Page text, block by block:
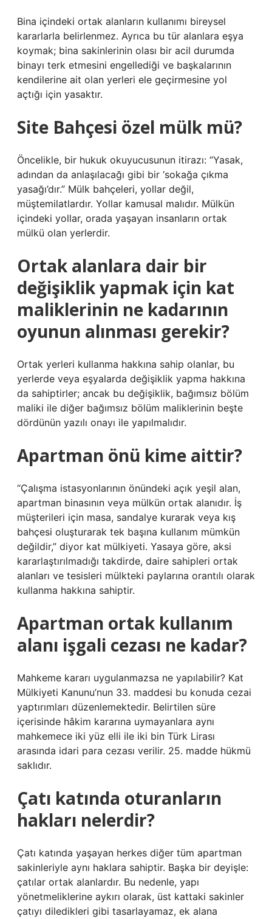
Bina içindeki ortak alanların kullanımı bireysel
kararlarla belirlenmez. Ayrıca bu tür alanlara eşya
koymak; bina sakinlerinin olası bir acil durumda
binayı terk etmesini engellediği ve başkalarının
kendilerine ait olan yerleri ele geçirmesine yol
açtığı için yasaktır.
Site Bahçesi özel mülk mü?
Öncelikle, bir hukuk okuyucusunun itirazı: “Yasak,
adından da anlaşılacağı gibi bir ‘sokağa çıkma
yasağı’dır.” Mülk bahçeleri, yollar değil,
müştemilatlardır. Yollar kamusal malıdır. Mülkün
içindeki yollar, orada yaşayan insanların ortak
mülkü olan yerlerdir.
Ortak alanlara dair bir
değişiklik yapmak için kat
maliklerinin ne kadarının
oyunun alınması gerekir?
Ortak yerleri kullanma hakkına sahip olanlar, bu
yerlerde veya eşyalarda değişiklik yapma hakkına
da sahiptirler; ancak bu değişiklik, bağımsız bölüm
maliki ile diğer bağımsız bölüm maliklerinin beşte
dördünün yazılı onayı ile yapılmalıdır.
Apartman önü kime aittir?
“Çalışma istasyonlarının önündeki açık yeşil alan,
apartman binasının veya mülkün ortak alanıdır. İş
müşterileri için masa, sandalye kurarak veya kış
bahçesi oluşturarak tek başına kullanım mümkün
değildir,” diyor kat mülkiyeti. Yasaya göre, aksi
kararlaştırılmadığı takdirde, daire sahipleri ortak
alanları ve tesisleri mülkteki paylarına orantılı olarak
kullanma hakkına sahiptir.
Apartman ortak kullanım
alanı işgali cezası ne kadar?
Mahkeme kararı uygulanmazsa ne yapılabilir? Kat
Mülkiyeti Kanunu’nun 33. maddesi bu konuda cezai
yaptırımları düzenlemektedir. Belirtilen süre
içerisinde hâkim kararına uymayanlara aynı
mahkemece iki yüz elli ile iki bin Türk Lirası
arasında idari para cezası verilir. 25. madde hükmü
saklıdır.
Çatı katında oturanların
hakları nelerdir?
Çatı katında yaşayan herkes diğer tüm apartman
sakinleriyle aynı haklara sahiptir. Başka bir deyişle:
çatılar ortak alanlardır. Bu nedenle, yapı
yönetmeliklerine aykırı olarak, üst kattaki sakinler
çatıyı diledikleri gibi tasarlayamaz, ek alana